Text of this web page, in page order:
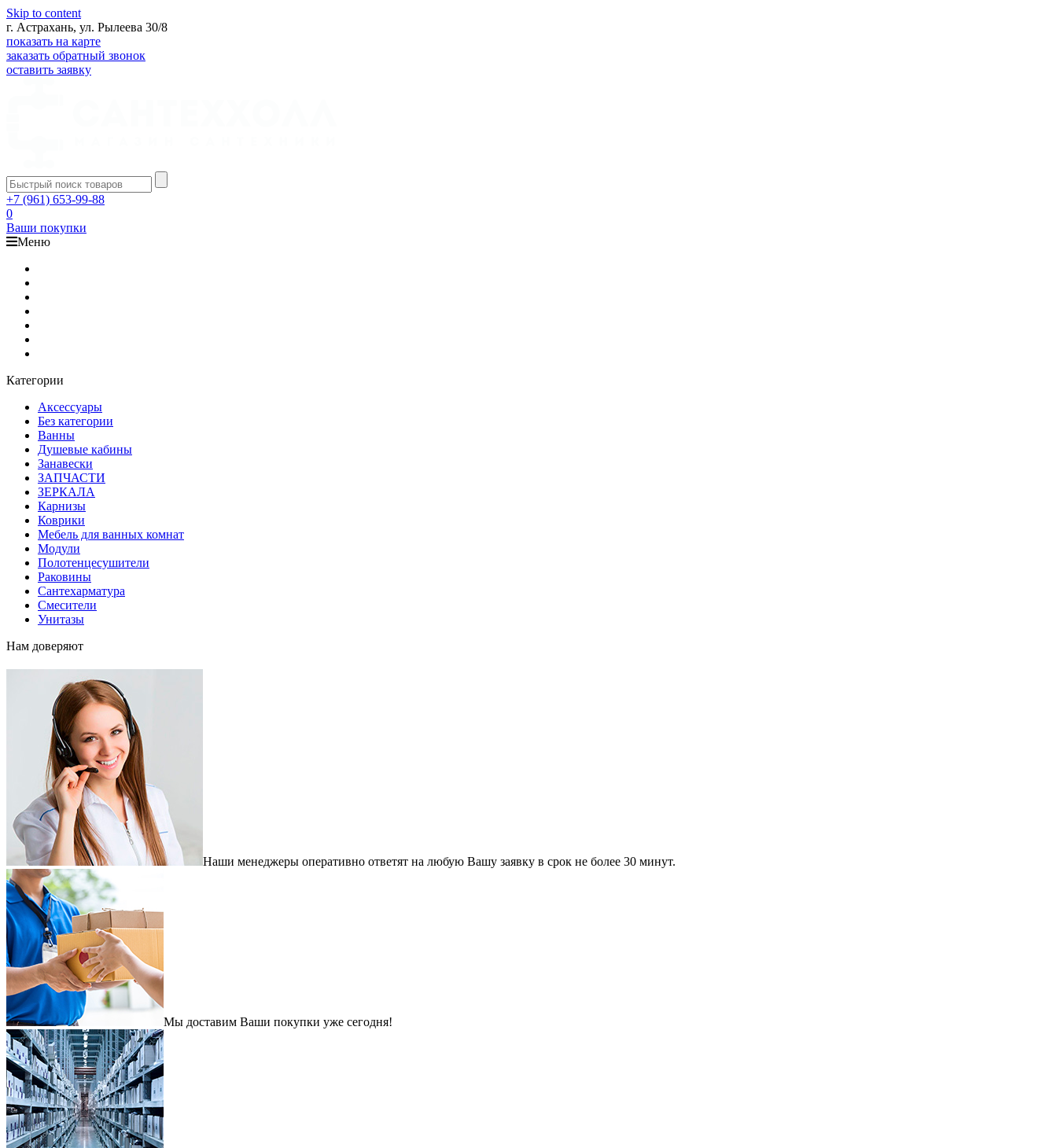
Skip to content
г. Астрахань, ул. Рылеева 30/8
показать на карте
заказать обратный звонок
оставить заявку
+7 (961) 653-99-88
0
Ваши покупки
Меню
Категории
Аксессуары
Без категории
Ванны
Душевые кабины
Занавески
ЗАПЧАСТИ
ЗЕРКАЛА
Карнизы
Коврики
Мебель для ванных комнат
Модули
Полотенцесушители
Раковины
Сантехарматура
Смесители
Унитазы
Нам доверяют
Наши менеджеры оперативно ответят на любую Вашу заявку в срок не более 30 минут.
Мы доставим Ваши покупки уже сегодня!